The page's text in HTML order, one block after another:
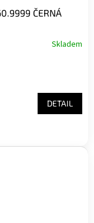
ČERNÁ
Skladem
DETAIL